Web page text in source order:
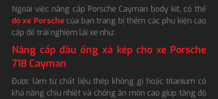
Ngoài việc nâng cấp Porsche Cayman body kit, có thể
độ xe Porschecủa bạn trang bị thêm các phụ kiện cao
cấp để trải nghiệm lái xe như:
Nâng cấp đầu ống xả kép cho xe Porsche
718 Cayman
Được làm từ chất liệu thép không gỉ hoặc titanium có
khả năng chịu nhiệt và chống ăn mòn cao giúp tăng độ